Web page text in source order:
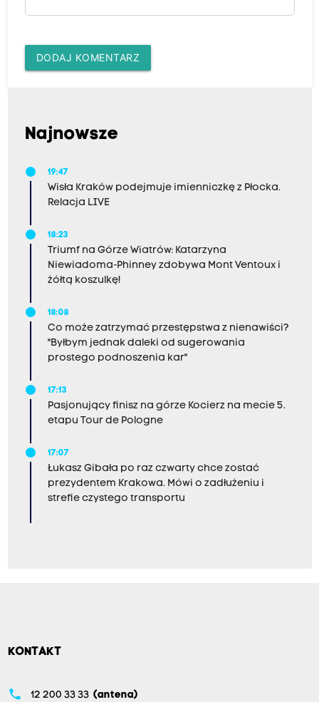
DODAJ KOMENTARZ
Najnowsze
19:47
Wisła Kraków podejmuje imienniczkę z Płocka.
Relacja LIVE
18:23
Triumf na Górze Wiatrów: Katarzyna
Niewiadoma-Phinney zdobywa Mont Ventoux i
żółtą koszulkę!
18:08
Co może zatrzymać przestępstwa z nienawiści?
"Byłbym jednak daleki od sugerowania
prostego podnoszenia kar"
17:13
Pasjonujący finisz na górze Kocierz na mecie 5.
etapu Tour de Pologne
17:07
Łukasz Gibała po raz czwarty chce zostać
prezydentem Krakowa. Mówi o zadłużeniu i
strefie czystego transportu
KONTAKT
phone 12 200 33 33 (antena)